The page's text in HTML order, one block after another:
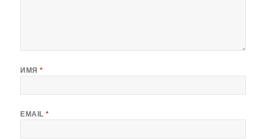
ИМЯ*
EMAIL*